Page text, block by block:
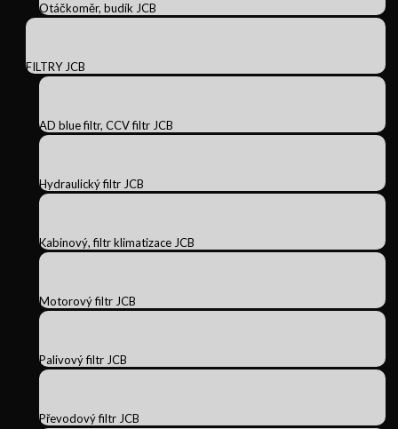
Otáčkoměr, budík JCB
FILTRY JCB
AD blue filtr, CCV filtr JCB
Hydraulický filtr JCB
Kabinový, filtr klimatizace JCB
Motorový filtr JCB
Palivový filtr JCB
Převodový filtr JCB